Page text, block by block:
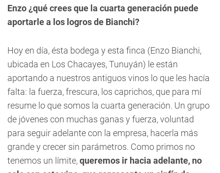
Enzo ¿qué crees que la cuarta generación puede
aportarle a los logros de Bianchi?
Hoy en día, ésta bodega y esta finca (Enzo Bianchi,
ubicada en Los Chacayes, Tunuyán) le están
aportando a nuestros antiguos vinos lo que les hacía
falta: la fuerza, frescura, los caprichos, que para mí
resume lo que somos la cuarta generación. Un grupo
de jóvenes con muchas ganas y fuerza, voluntad
para seguir adelante con la empresa, hacerla más
grande y crecer sin parámetros. Como primos no
tenemos un límite,queremos ir hacia adelante, no